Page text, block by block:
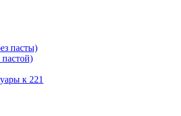
пасты)
пастой)
к 221